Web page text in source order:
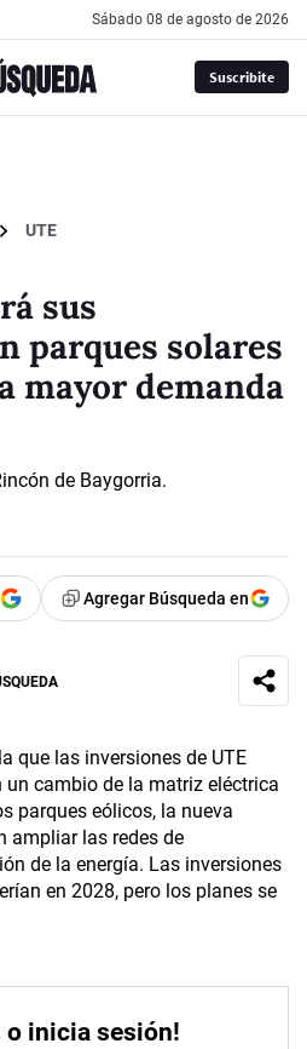
sábado 08 de agosto de 2026
Suscribite
UTE
sus
parques solares
mayor demanda
Agregar Búsqueda en
que las inversiones de UTE
cambio de la matriz eléctrica
parques eólicos, la nueva
ampliar las redes de
de la energía. Las inversiones
en 2028, pero los planes se
o inicia sesión!